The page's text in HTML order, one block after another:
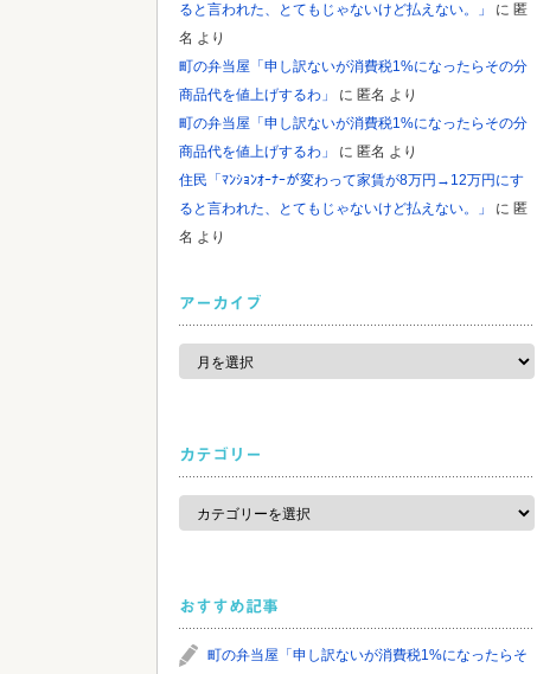
ると言われた、とてもじゃないけど払えない。」
に 匿
名 より
町の弁当屋「申し訳ないが消費税1%になったらその分
商品代を値上げするわ」
に 匿名 より
町の弁当屋「申し訳ないが消費税1%になったらその分
商品代を値上げするわ」
に 匿名 より
住民「ﾏﾝｼｮﾝｵｰﾅｰが変わって家賃が8万円→12万円にす
ると言われた、とてもじゃないけど払えない。」
に 匿
名 より
アーカイブ
ア
カ
カテゴリー
カ
ゴ
おすすめ記事
町の弁当屋「申し訳ないが消費税1%になったらそ